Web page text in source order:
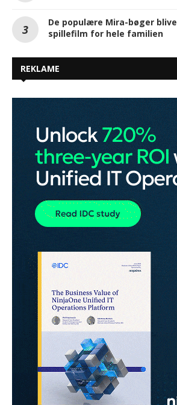
De populære Mira-bøger
spillefilm for hele familien
REKLAME